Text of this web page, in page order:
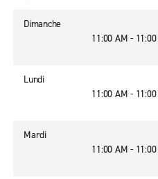
Dimanche
11:00 AM -
Lundi
11:00 AM -
Mardi
11:00 AM -